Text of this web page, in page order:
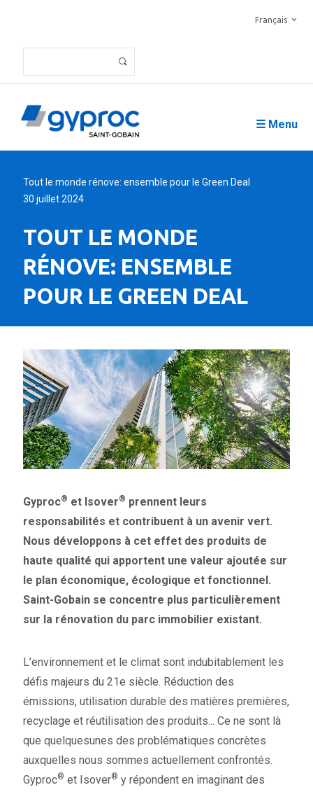
Français
☰ Menu
Tout le monde rénove: ensemble pour le Green Deal
30 juillet 2024
TOUT LE MONDE
RÉNOVE: ENSEMBLE
POUR LE GREEN DEAL
Gyproc® et Isover® prennent leurs
responsabilités et contribuent à un avenir vert.
Nous développons à cet effet des produits de
haute qualité qui apportent une valeur ajoutée sur
le plan économique, écologique et fonctionnel.
Saint-Gobain se concentre plus particulièrement
sur la rénovation du parc immobilier existant.
L’environnement et le climat sont indubitablement les
défis majeurs du 21e siècle. Réduction des
émissions, utilisation durable des matières premières,
recyclage et réutilisation des produits... Ce ne sont là
que quelquesunes des problématiques concrètes
auxquelles nous sommes actuellement confrontés.
Gyproc® et Isover® y répondent en imaginant des